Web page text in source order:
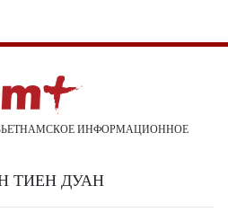
ИНФОРМАЦИОННОЕ
ТИЕН ДУАН